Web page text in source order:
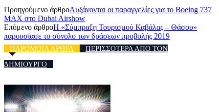
Προηγούμενο άρθροΑυξάνονται οι παραγγελίες για το Βoeing 737
MAX στο Dubai Airshow
Επόμενο άρθροΗ «Σύμπραξη Τουρισμού Καβάλας – Θάσου»
παρουσίασε το σύνολο των δράσεων προβολής 2019
ΠΑΡΟΜΟΙΑ ΑΡΘΡΑ
ΠΕΡΙΣΣΟΤΕΡΑ ΑΠΟ ΤΟΝ
ΔΗΜΙΟΥΡΓΟ